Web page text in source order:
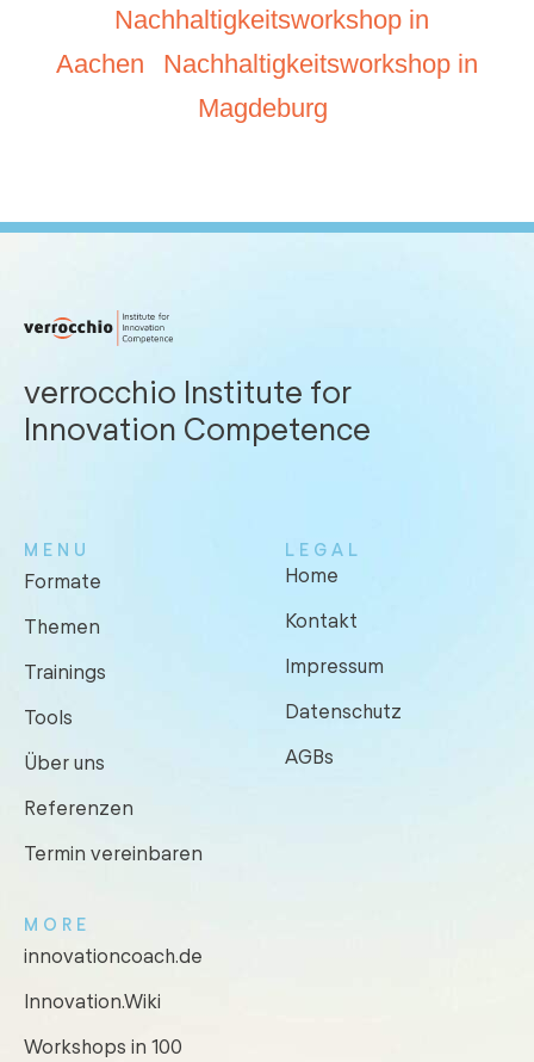
Nachhaltigkeitsworkshop in
Aachen
Nachhaltigkeitsworkshop in
Magdeburg
verrocchio Institute for
Innovation Competence
MENU
Formate
Themen
Trainings
Tools
Über uns
Referenzen
Termin vereinbaren
LEGAL
Home
Kontakt
Impressum
Datenschutz
AGBs
MORE
innovationcoach.de
Innovation.Wiki
Workshops in 100